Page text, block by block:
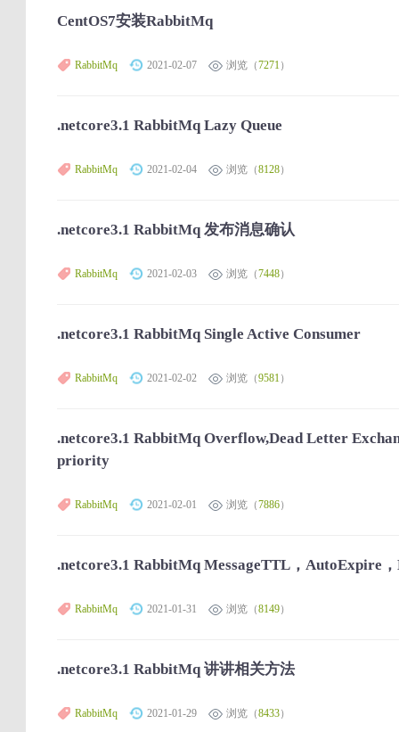
CentOS7安装RabbitMq
RabbitMq 2021-02-07 浏览（7271）
.netcore3.1 RabbitMq Lazy Queue
RabbitMq 2021-02-04 浏览（8128）
.netcore3.1 RabbitMq 发布消息确认
RabbitMq 2021-02-03 浏览（7448）
.netcore3.1 RabbitMq Single Active Consumer
RabbitMq 2021-02-02 浏览（9581）
.netcore3.1 RabbitMq Overflow,Dead Letter
priority
RabbitMq 2021-02-01 浏览（7886）
.netcore3.1 RabbitMq MessageTTL，AutoExpire
RabbitMq 2021-01-31 浏览（8149）
.netcore3.1 RabbitMq 讲讲相关方法
RabbitMq 2021-01-29 浏览（8433）